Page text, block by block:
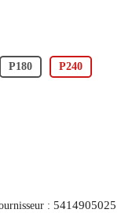
P180 P240
: 5414905025